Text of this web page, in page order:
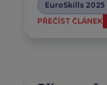
EuroSkills 2025
PŘEČÍST ČLÁNEK